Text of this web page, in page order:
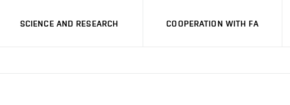
SCIENCE AND RESEARCH COOPERATION WITH FA